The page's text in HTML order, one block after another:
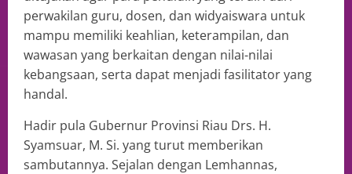
perwakilan guru, dosen, dan widyaiswara untuk
mampu memiliki keahlian, keterampilan, dan
wawasan yang berkaitan dengan nilai-nilai
kebangsaan, serta dapat menjadi fasilitator yang
handal.
Hadir pula Gubernur Provinsi Riau Drs. H.
Syamsuar, M. Si. yang turut memberikan
sambutannya. Sejalan dengan Lemhannas,